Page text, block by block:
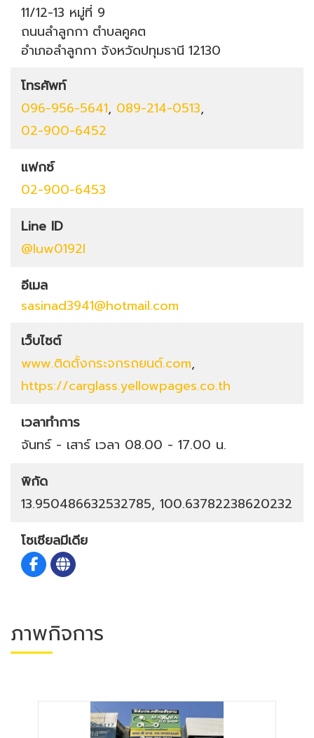
11/12-13 หมู่ที่ 9
ถนนลำลูกกา ตำบลคูคต
อำเภอลำลูกกา จังหวัดปทุมธานี 12130
โทรศัพท์
096-956-5641, 089-214-0513,
02-900-6452
แฟกซ์
02-900-6453
Line ID
@luw0192l
อีเมล
sasinad3941@hotmail.com
เว็บไซต์
www.ติดตั้งกระจกรถยนต์.com,
https://carglass.yellowpages.co.th
เวลาทำการ
จันทร์ - เสาร์ เวลา 08.00 - 17.00 น.
พิกัด
13.950486632532785, 100.63782238620232
โซเชียลมีเดีย
ภาพกิจการ